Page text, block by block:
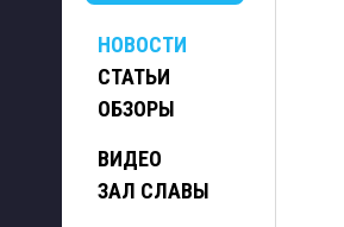
НОВОСТИ
СТАТЬИ
ОБЗОРЫ
ВИДЕО
ЗАЛ СЛАВЫ